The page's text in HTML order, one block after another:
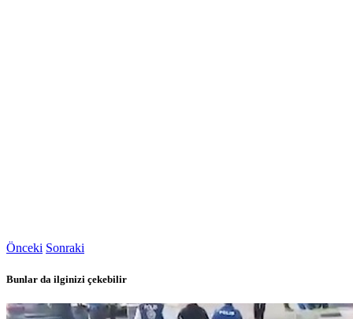
Önceki Sonraki
Bunlar da ilginizi çekebilir